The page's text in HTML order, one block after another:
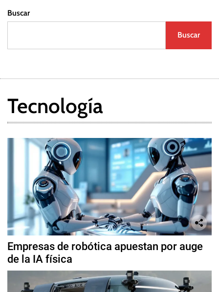
Buscar
Buscar
Tecnología
Empresas de robótica apuestan por auge
de la IA física